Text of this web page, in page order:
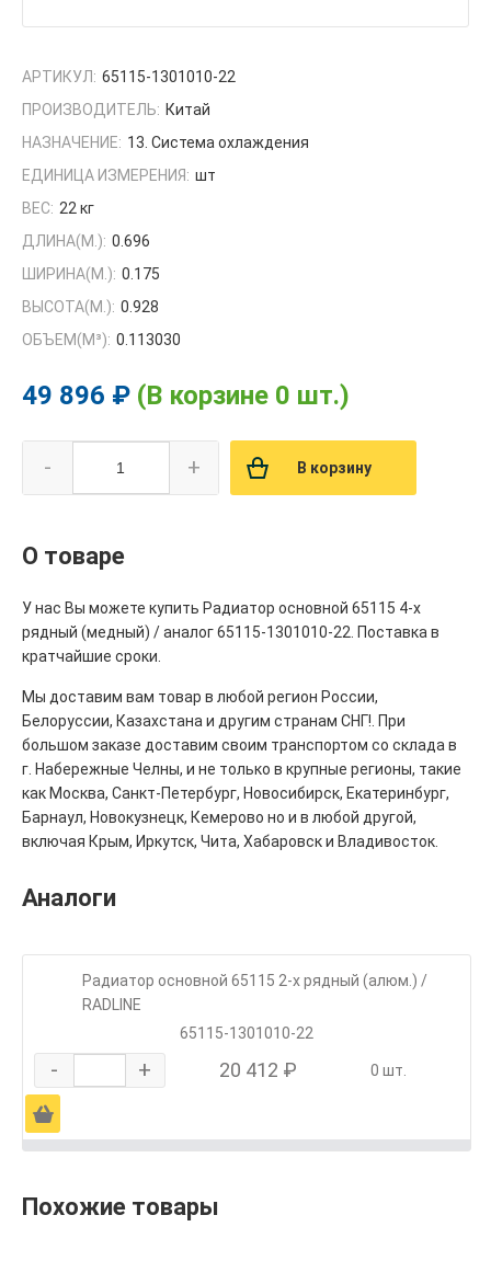
АРТИКУЛ: 65115-1301010-22
ПРОИЗВОДИТЕЛЬ: Китай
НАЗНАЧЕНИЕ: 13. Система охлаждения
ЕДИНИЦА ИЗМЕРЕНИЯ: шт
ВЕС: 22 кг
ДЛИНА(М.): 0.696
ШИРИНА(М.): 0.175
ВЫСОТА(М.): 0.928
ОБЪЕМ(M³): 0.113030
49 896 ₽ (В корзине 0 шт.)
- + В корзину
О товаре
У нас Вы можете купить Радиатор основной 65115 4-х
рядный (медный) / аналог 65115-1301010-22. Поставка в
кратчайшие сроки.
Мы доставим вам товар в любой регион России,
Белоруссии, Казахстана и другим странам СНГ!. При
большом заказе доставим своим транспортом со склада в
г. Набережные Челны, и не только в крупные регионы, такие
как Москва, Санкт-Петербург, Новосибирск, Екатеринбург,
Барнаул, Новокузнецк, Кемерово но и в любой другой,
включая Крым, Иркутск, Чита, Хабаровск и Владивосток.
Аналоги
Радиатор основной 65115 2-х рядный (алюм.) /
RADLINE
65115-1301010-22
- + 20 412 ₽ 0 шт.
Ä
Похожие товары